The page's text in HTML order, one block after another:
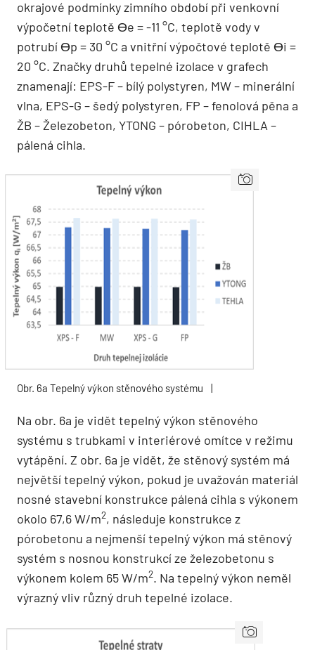
okrajové podmínky zimního období při venkovní
výpočetní teplotě Өe = -11 °C, teplotě vody v
potrubí Өp = 30 °C a vnitřní výpočtové teplotě Өi =
20 °C. Značky druhů tepelné izolace v grafech
znamenají: EPS-F – bílý polystyren, MW – minerální
vlna, EPS-G – šedý polystyren, FP – fenolová pěna a
ŽB – Železobeton, YTONG – pórobeton, CIHLA –
pálená cihla.
Obr. 6a Tepelný výkon stěnového systému |
Na obr. 6a je vidět tepelný výkon stěnového
systému s trubkami v interiérové ​​omítce v režimu
vytápění. Z obr. 6a je vidět, že stěnový systém má
největší tepelný výkon, pokud je uvažován materiál
nosné stavební konstrukce pálená cihla s výkonem
okolo 67,6 W/m2, následuje konstrukce z
pórobetonu a nejmenší tepelný výkon má stěnový
systém s nosnou konstrukcí ze železobetonu s
výkonem kolem 65 W/m2. Na tepelný výkon neměl
výrazný vliv různý druh tepelné izolace.